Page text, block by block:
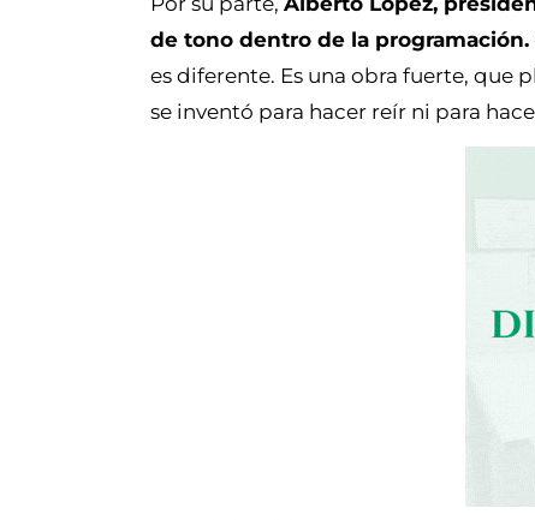
de tono dentro de la programación.
es diferente. Es una obra fuerte, que
se inventó para hacer reír ni para